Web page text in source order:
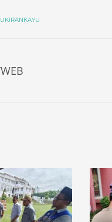
UKIRANKAYU